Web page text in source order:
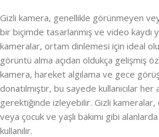
Gizli kamera, genellikle görünmeyen
bir biçimde tasarlanmış ve video kaydı
kameralar, ortam dinlemesi için ideal
görüntü alma açıdan oldukça gelişmiş
kamera, hareket algılama ve gece
donatılmıştır, bu sayede kullanıcılar
gerektiğinde izleyebilir. Gizli
veya çocuk ve yaşlı bakımı gibi
kullanılır.